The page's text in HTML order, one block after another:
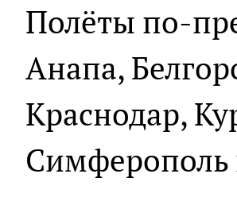
Полёты по-
Анапа,
Краснодар,
Симферополь